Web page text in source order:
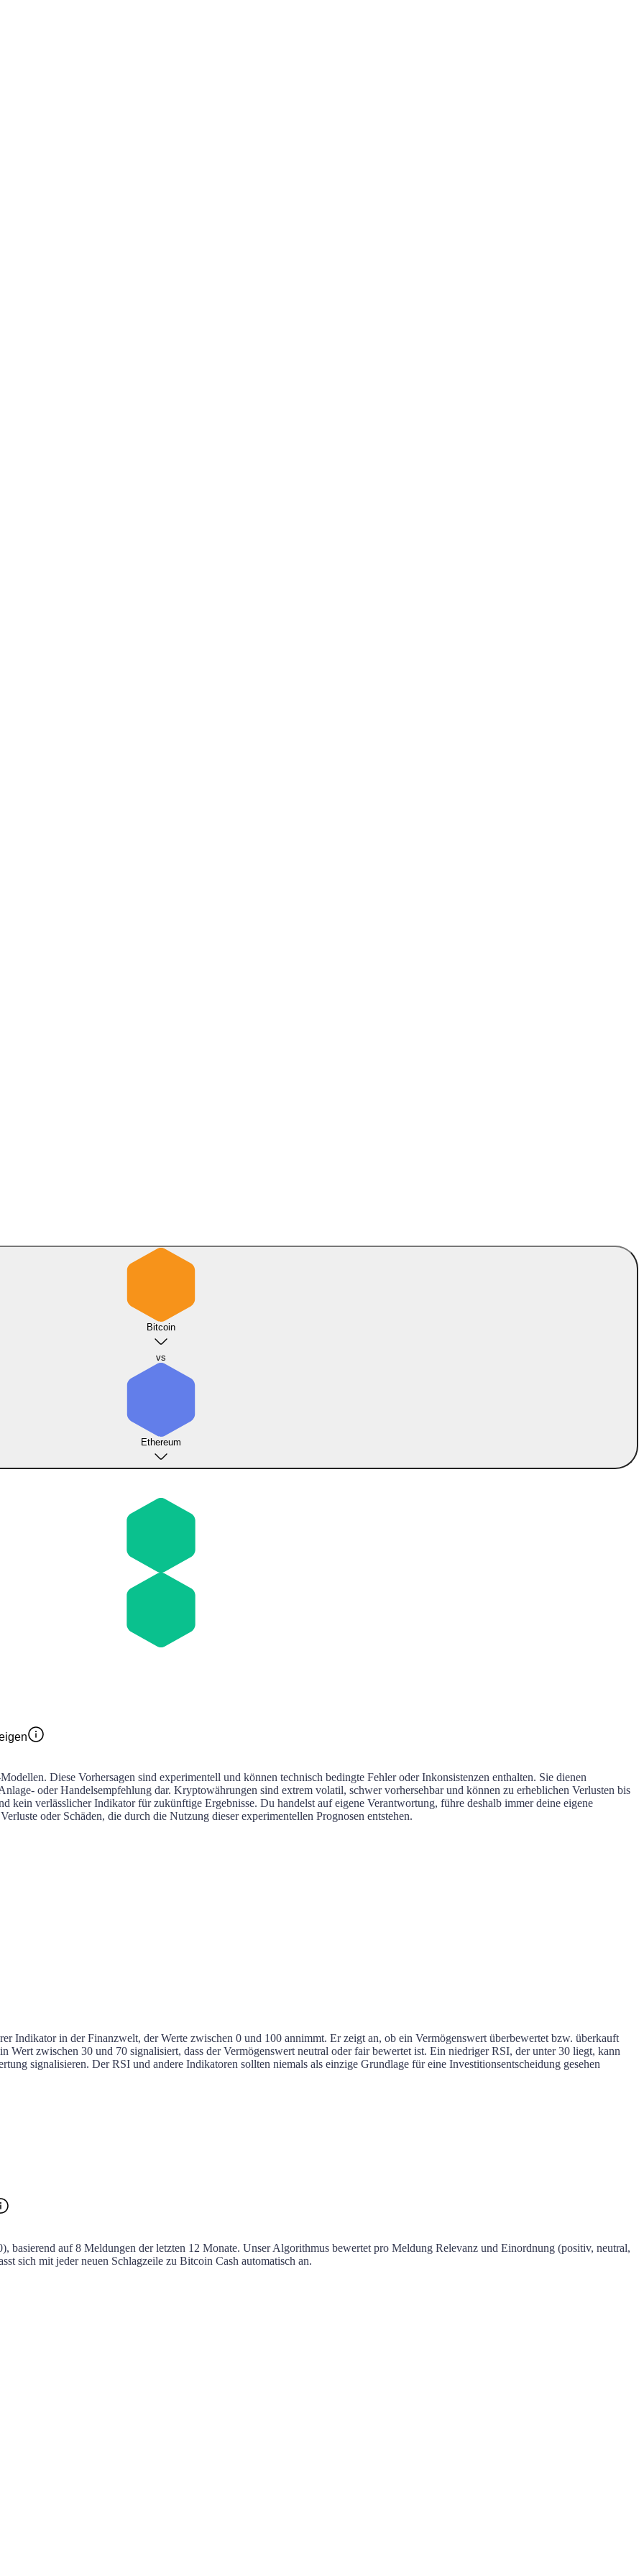
Bitcoin
vs
Ethereum
Diese Vorhersagen sind experimentell und können technisch bedingte Fehler oder Inkonsistenzen enthalten. Sie dienen
oder Handelsempfehlung dar. Kryptowährungen sind extrem volatil, schwer vorhersehbar und können zu erheblichen Verlusten bis
kein verlässlicher Indikator für zukünftige Ergebnisse. Du handelst auf eigene Verantwortung, führe deshalb immer deine eigene
oder Schäden, die durch die Nutzung dieser experimentellen Prognosen entstehen.
Indikator in der Finanzwelt, der Werte zwischen 0 und 100 annimmt. Er zeigt an, ob ein Vermögenswert überbewertet bzw. überkauft
Wert zwischen 30 und 70 signalisiert, dass der Vermögenswert neutral oder fair bewertet ist. Ein niedriger RSI, der unter 30 liegt, kann
signalisieren. Der RSI und andere Indikatoren sollten niemals als einzige Grundlage für eine Investitionsentscheidung gesehen
, basierend auf 8 Meldungen der letzten 12 Monate. Unser Algorithmus bewertet pro Meldung Relevanz und Einordnung (positiv, neutral,
sich mit jeder neuen Schlagzeile zu Bitcoin Cash automatisch an.